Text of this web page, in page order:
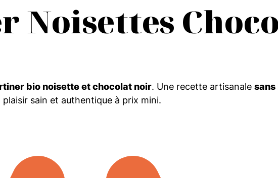
Noisettes
bio noisette et chocolat noir. Une recette artisanale sans
sain et authentique à prix mini.